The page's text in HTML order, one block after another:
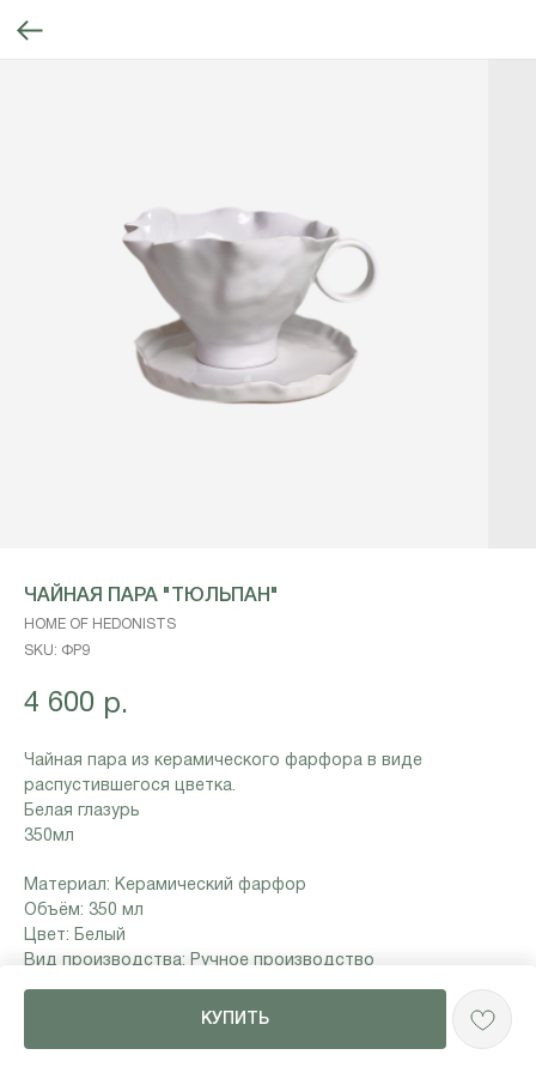
ЧАЙНАЯ ПАРА "ТЮЛЬПАН"
HOME OF HEDONISTS
SKU: ФР9
4 600 р.
КУПИТЬ
Чайная пара из керамического фарфора в виде
распустившегося цветка.
Белая глазурь
350мл
Материал: Керамический фарфор
Объём: 350 мл
Цвет: Белый
Вид производства: Ручное производство